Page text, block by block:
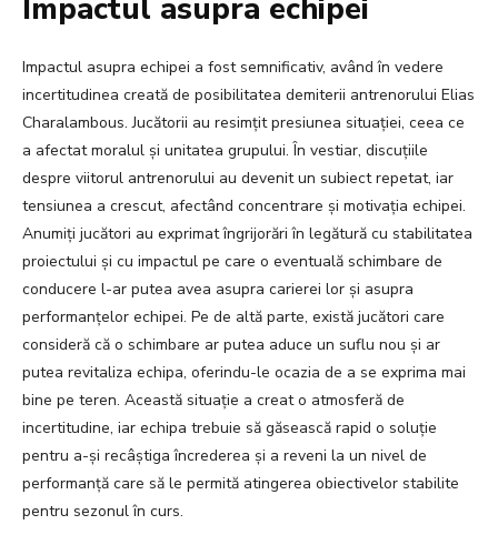
Impactul asupra echipei
Impactul asupra echipei a fost semnificativ, având în vedere
incertitudinea creată de posibilitatea demiterii antrenorului Elias
Charalambous. Jucătorii au resimțit presiunea situației, ceea ce
a afectat moralul și unitatea grupului. În vestiar, discuțiile
despre viitorul antrenorului au devenit un subiect repetat, iar
tensiunea a crescut, afectând concentrare și motivația echipei.
Anumiți jucători au exprimat îngrijorări în legătură cu stabilitatea
proiectului și cu impactul pe care o eventuală schimbare de
conducere l-ar putea avea asupra carierei lor și asupra
performanțelor echipei. Pe de altă parte, există jucători care
consideră că o schimbare ar putea aduce un suflu nou și ar
putea revitaliza echipa, oferindu-le ocazia de a se exprima mai
bine pe teren. Această situație a creat o atmosferă de
incertitudine, iar echipa trebuie să găsească rapid o soluție
pentru a-și recâștiga încrederea și a reveni la un nivel de
performanță care să le permită atingerea obiectivelor stabilite
pentru sezonul în curs.